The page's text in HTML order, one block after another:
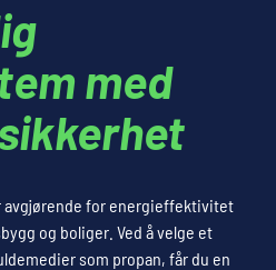
med
avgjørende for energieffektivitet
og boliger. Ved å velge et
som propan, får du en